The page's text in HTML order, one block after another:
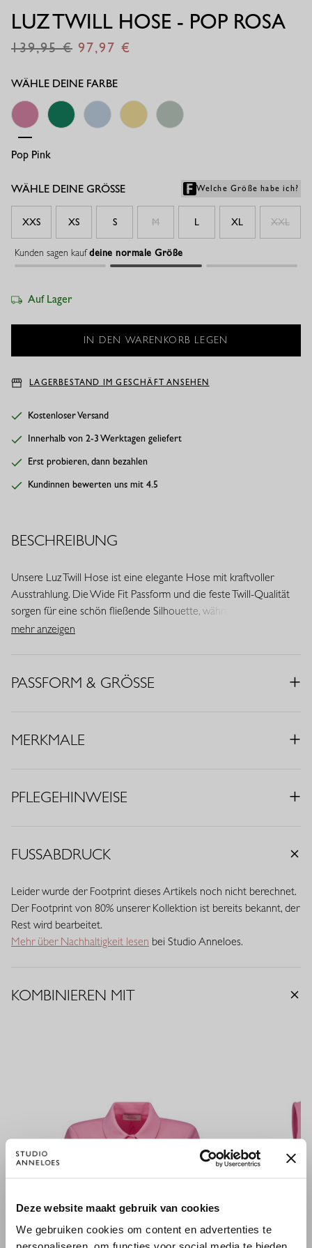
Deze website maakt gebruik van cookies
We gebruiken cookies om content en advertenties te
LUZ TWILL HOSE - POP ROSA
139,95 97,97
WÄHLE DEINE FARBE
Pop PinkGrass Green
WÄHLE DEINE GRÖSSE Welche Größe habe ich?
XXS XS S M L XL XXL
Kunden sagen kaufdeine normale Größe
Auf Lager
LAGERBESTAND IM GESCHÄFT ANSEHEN
Kostenloser Versand
Innerhalb von 2-3 Werktagen geliefert
Erst probieren, dann bezahlen
Kundinnen bewerten uns mit 4.5
BESCHREIBUNG
Unsere Luz Twill Hose ist eine elegante Hose mit kraftvoller
Ausstrahlung. Die Wide Fit Passform und die feste Twill-Qualität
sorgen für eine schön fließende Silhouette, während die Farbe
Pop Pink deinem Outfit sofort Energie verleiht. Eine stilvolle und
• Farbe: Pop Pink
• Gürtelschlaufen
mehr anzeigen
PASSFORM & GRÖSSE
MERKMALE
PFLEGEHINWEISE
FUSSABDRUCK
Leider wurde der Footprint dieses Artikels noch nicht berechnet.
Der Footprint von 80% unserer Kollektion ist bereits bekannt, der
Rest wird bearbeitet.
Mehr über Nachhaltigkeit lesen bei Studio Anneloes.
KOMBINIEREN MIT
WILLKOMMEN BEI STUDIO
ANNELOES